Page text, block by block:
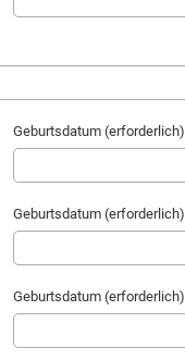
Geburtsdatum (erforderlich)
Geburtsdatum (erforderlich)
Geburtsdatum (erforderlich)